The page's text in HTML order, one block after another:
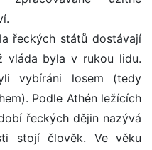
řeckých států dostávají
vláda byla v rukou lidu.
vybíráni losem (tedy
Podle Athén ležících
řeckých dějin nazývá
stojí člověk. Ve věku